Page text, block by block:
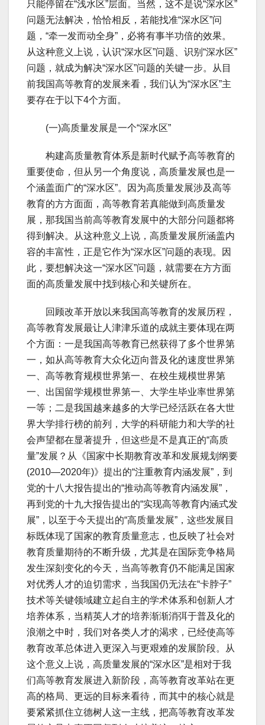
只能停留在“浅水区”层面。当然，这不是说“深水区”
问题无法解决，恰恰相反，若能找准“深水区”问
题，“牵一发而动全身”，必将有事半功倍的效果。
从这种意义上说，认识“深水区”问题、识别“深水区”
问题，就成为解决“深水区”问题的关键一步。从目
前我国高等教育的发展来看，我们认为“深水区”主
要存在于以下4个方面。
(一)高质量发展是一个“深水区”
构建高质量教育体系是新时代赋予高等教育的
重要使命，但从另一个角度说，高质量发展也是一
个涵盖面广的“深水区”。因为高质量发展涉及高等
教育的方方面面，高等教育若真能做到高质量发
展，那我国当前高等教育发展中的大部分问题都将
得到解决。从这种意义上说，高质量发展所涵盖内
容的丰富性，正是它作为“深水区”问题的表现。因
此，要想解决这一“深水区”问题，就需要在方方面
面的高质量发展中找到核心和关键所在。
回顾改革开放以来我国高等教育的发展历程，
高等教育发展最让人津津乐道的成就主要体现在两
个方面：一是我国高等教育已然获得了多个世界第
一，如从高等教育大众化迈向普及化的速度世界第
一、高等教育规模世界第一、在校生规模世界第
一、出国留学规模世界第一、大学生毕业率世界第
一等；二是我国越来越多的大学已经活跃在各大世
界大学排行榜的前列，大学的科研能力和大学的社
会声望都在显著提升，但这些是不是真正的“高质
量”发展？从《国家中长期教育改革和发展规划纲要
(2010—2020年)》提出的“注重教育内涵发展”，到
党的十八大报告提出的“推动高等教育内涵发展”，
再到党的十九大报告提出的“实现高等教育内涵式发
展”，以至于今天提出的“高质量发展”，这些发展目
标既体现了国家的教育质量意志，也反映了社会对
教育质量期待的不断升级，尤其是在国际竞争格局
发生深刻变化的今天，当高等教育仍不能满足国家
对优秀人才的迫切需求，当我国仍无法在“卡脖子”
技术等关键领域建立起自主的学术体系和创新人才
培养体系，当精英人才的培养渐渐消弭于普及化的
浪潮之中时，我们对各类人才的渴求，已经使高等
教育改革总体进入更深入与更艰难的发展阶段。从
这个意义上说，高质量发展的“深水区”是相对于我
们高等教育发展进入新阶段，高等教育改革站在更
高的格局、更远的目标来看待，而其中的核心就是
要紧紧抓住立德树人这一主线，把高等教育改革发